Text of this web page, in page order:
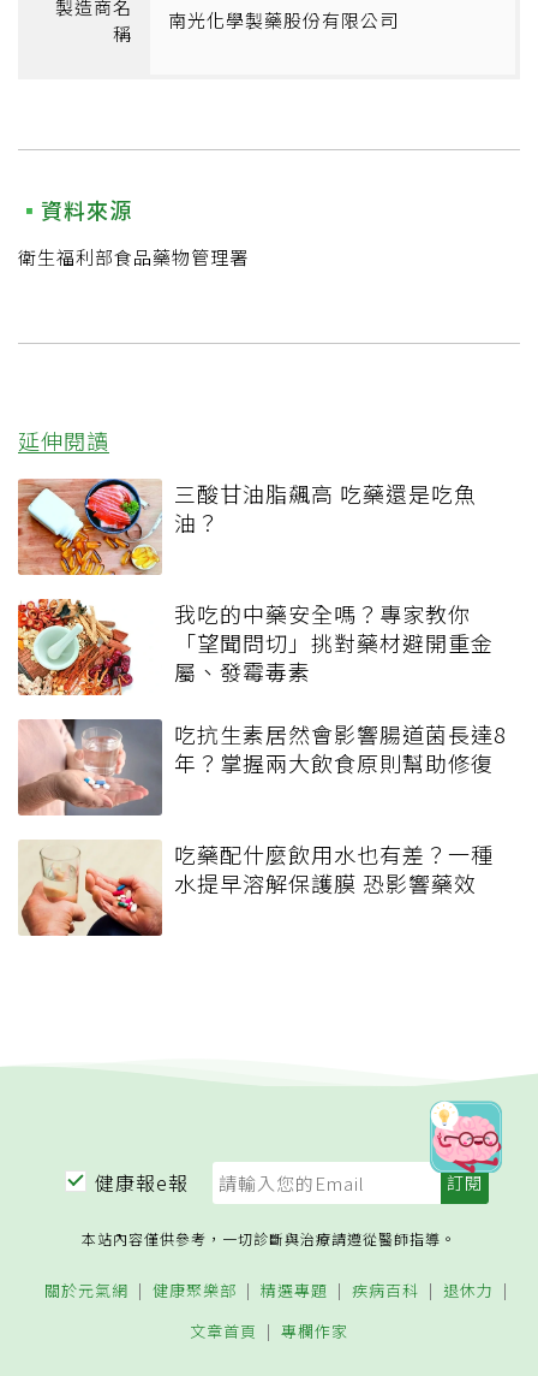
製造商名
稱
南光化學製藥股份有限公司
資料來源
衛生福利部食品藥物管理署
延伸閱讀
三酸甘油脂飆高 吃藥還是吃魚
油？
我吃的中藥安全嗎？專家教你
「望聞問切」挑對藥材避開重金
屬、發霉毒素
吃抗生素居然會影響腸道菌長達8
年？掌握兩大飲食原則幫助修復
吃藥配什麼飲用水也有差？一種
水提早溶解保護膜 恐影響藥效
健康報e報
本站內容僅供參考，一切診斷與治療請遵從醫師指導。
關於元氣網 健康聚樂部 精選專題 疾病百科
退休力
文章首頁
專欄作家